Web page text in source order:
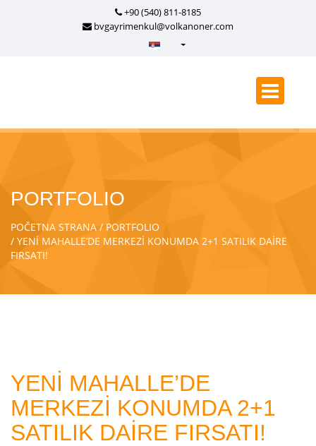
+90 (540) 811-8185
bvgayrimenkul@volkanoner.com
PORTFOLIO
POČETNA STRANA
PORTFOLIO
YENİ MAHALLE’DE MERKEZİ KONUMDA 2+1 SATILIK DAİRE
FIRSATI!
YENİ MAHALLE’DE
MERKEZİ KONUMDA 2+1
SATILIK DAİRE FIRSATI!